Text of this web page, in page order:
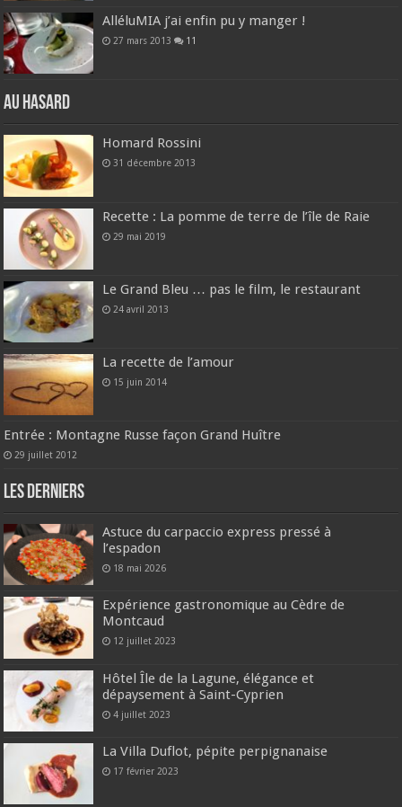
AlléluMIA j’ai enfin pu y manger !
27 mars 2013 11
Au hasard
Homard Rossini
31 décembre 2013
Recette : La pomme de terre de l’île de Raie
29 mai 2019
Le Grand Bleu … pas le film, le restaurant
24 avril 2013
La recette de l’amour
15 juin 2014
Entrée : Montagne Russe façon Grand Huître
29 juillet 2012
Les derniers
Astuce du carpaccio express pressé à
l’espadon
18 mai 2026
Expérience gastronomique au Cèdre de
Montcaud
12 juillet 2023
Hôtel Île de la Lagune, élégance et
dépaysement à Saint-Cyprien
4 juillet 2023
La Villa Duflot, pépite perpignanaise
17 février 2023